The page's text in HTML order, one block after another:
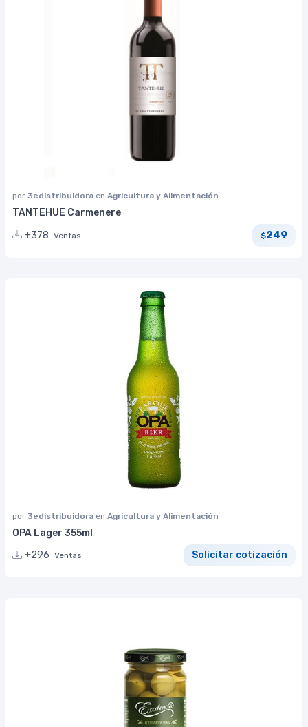
por 3edistribuidora en Agricultura y Alimentación
TANTEHUE Carmenere
+378 Ventas $249
por 3edistribuidora en Agricultura y Alimentación
OPA Lager 355ml
+296 Ventas Solicitar cotización